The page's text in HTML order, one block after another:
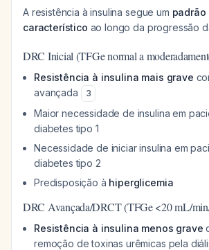
A resistência à insulina segue um
característico ao longo da progressão
DRC Inicial (TFGe normal a
Resistência à insulina mais grave
avançada
3
Maior necessidade de insulina em
diabetes tipo 1
Necessidade de iniciar insulina em
diabetes tipo 2
Predisposição à hiperglicemia
DRC Avançada/DRCT (TFGe <20 mL/
Resistência à insulina menos grave
remoção de toxinas urêmicas pela